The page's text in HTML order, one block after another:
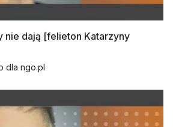
nie dają [felieton Katarzyny
dla ngo.pl